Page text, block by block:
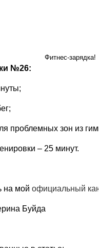
Фитнес-зарядка!
№26:
проблемных зон из
– 25 минут.
на мой официальный
Буйда